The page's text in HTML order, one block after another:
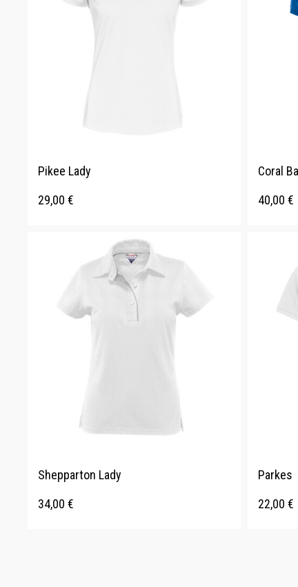
Pikee Lady
29,00 €
Coral
40,00 €
Shepparton Lady
34,00 €
Parkes
22,00 €